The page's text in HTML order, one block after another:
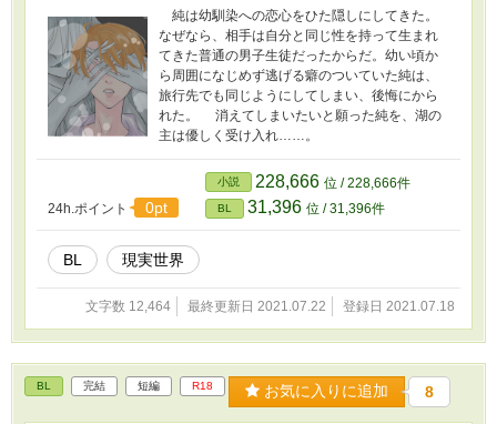
純は幼馴染への恋心をひた隠しにしてきた。
なぜなら、相手は自分と同じ性を持って生まれ
てきた普通の男子生徒だったからだ。幼い頃か
ら周囲になじめず逃げる癖のついていた純は、
旅行先でも同じようにしてしまい、後悔にから
れた。 消えてしまいたいと願った純を、湖の
主は優しく受け入れ……。
24h.ポイント 0pt
小説 228,666 位 / 228,666件
BL 31,396 位 / 31,396件
BL 現実世界
文字数 12,464 最終更新日 2021.07.22 登録日 2021.07.18
BL 完結 短編 R18 お気に入りに追加 8